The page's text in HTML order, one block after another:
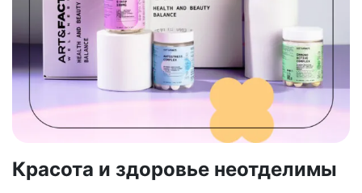
Красота и здоровье неотделимы